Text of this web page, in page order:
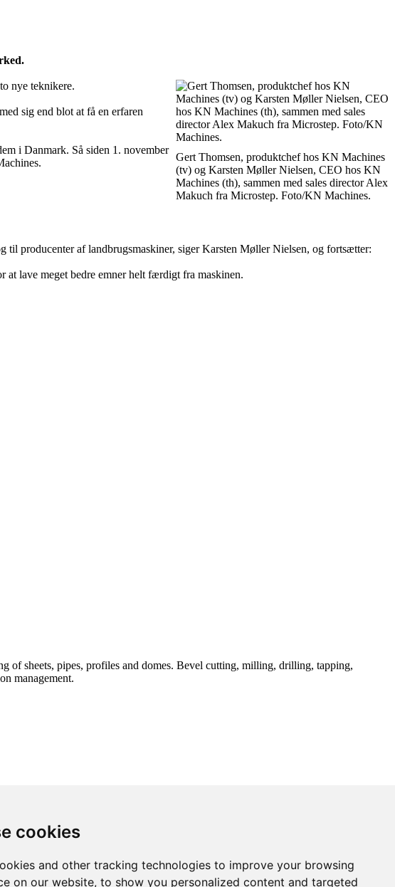
cookies
and other tracking technologies to improve your browsing
on our website, to show you personalized content and targeted
Gert Thomsen, produktchef hos KN Machines
(tv) og Karsten Møller Nielsen, CEO hos KN
Machines (th), sammen med sales director Alex
Makuch fra Microstep. Foto/KN Machines.
nye teknikere.
sig end blot at få en erfaren
i Danmark. Så siden 1. november
til producenter af landbrugsmaskiner, siger Karsten Møller Nielsen, og fortsætter:
at lave meget bedre emner helt færdigt fra maskinen.
of sheets, pipes, profiles and domes. Bevel cutting, milling, drilling, tapping,
management.